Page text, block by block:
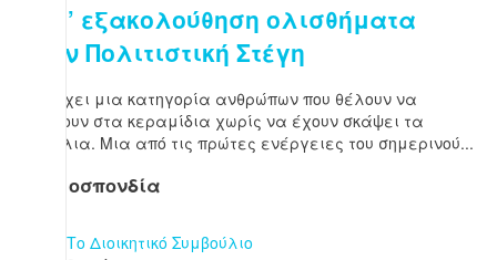
Κατ’ εξακολούθηση ολισθήματα
στην Πολιτιστική Στέγη
Υπάρχει μια κατηγορία ανθρώπων που θέλουν να
ανέβουν στα κεραμίδια χωρίς να έχουν σκάψει τα
θεμέλια. Μια από τις πρώτες ενέργειες του σημερινού...
Η Ομοσπονδία
Το Διοικητικό Συμβούλιο